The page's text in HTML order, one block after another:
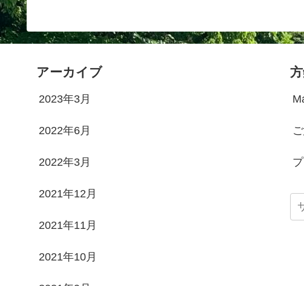
アーカイブ
2023年3月
2022年6月
2022年3月
2021年12月
2021年11月
2021年10月